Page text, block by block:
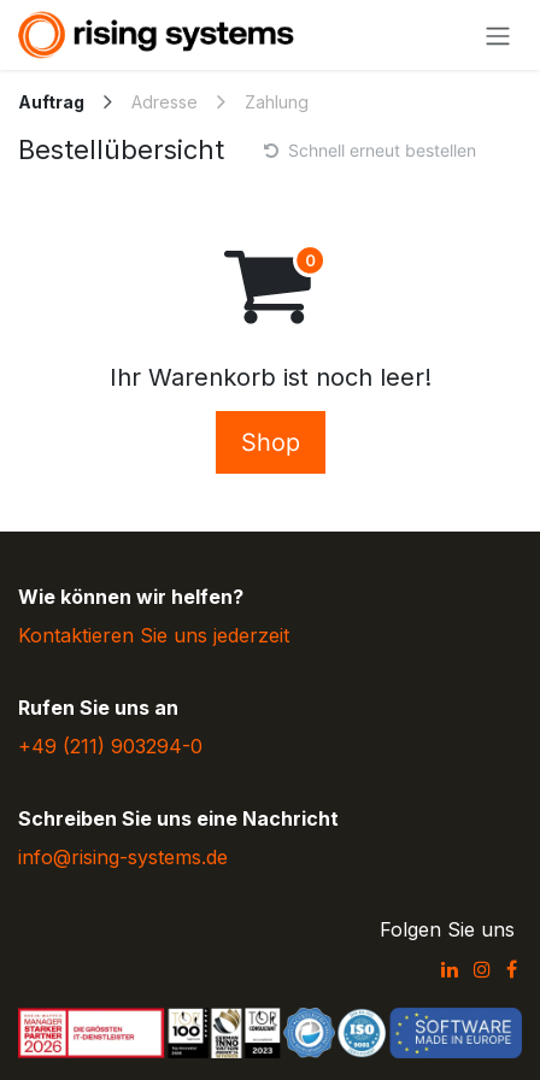
Zum Inhalt springen
Auftrag Adresse Zahlung
Bestellübersicht Schnell erneut bestellen
Ihr Warenkorb ist noch leer!
Shop
Wie können wir helfen?
Kontaktieren Sie uns jederzeit
Rufen Sie uns an
+49 (211) 9032​94-0
Schreiben Sie uns eine Nachricht
info@rising-systems.de
Folgen Sie uns